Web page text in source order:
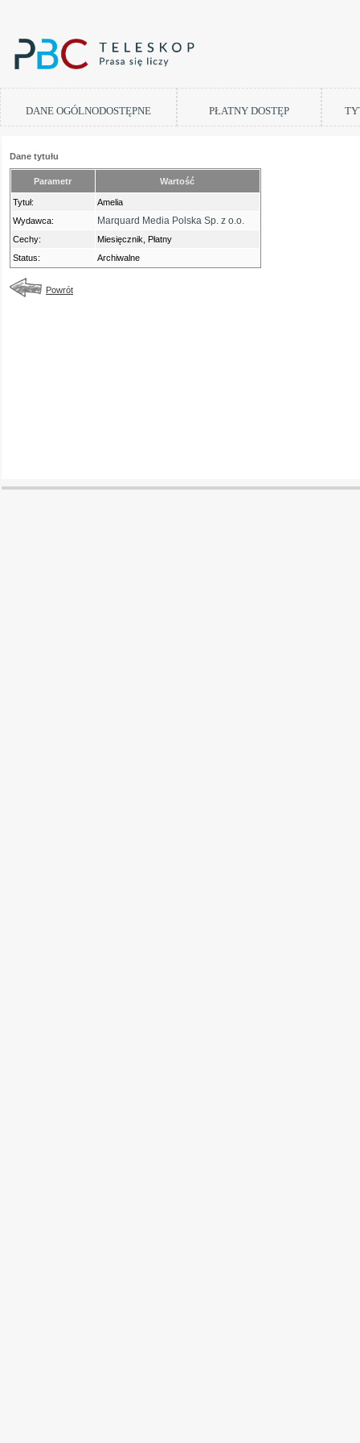
DANE OGÓLNODOSTĘPNE PŁATNY DOSTĘP
Dane tytułu
Parametr Wartość
Tytuł:
Amelia
Wydawca:
Marquard Media Polska Sp. z o.o.
Cechy:
Miesięcznik, Płatny
Status:
Archiwalne
Powrót